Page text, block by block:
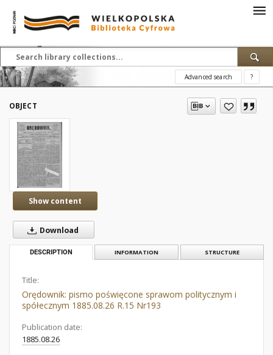
Advanced search ?
OBJECT
Show content
Download
DESCRIPTION INFORMATION STRUCTURE
Title:
Orędownik: pismo poświęcone sprawom politycznym i
spółecznym 1885.08.26 R.15 Nr193
Publication date:
1885.08.26